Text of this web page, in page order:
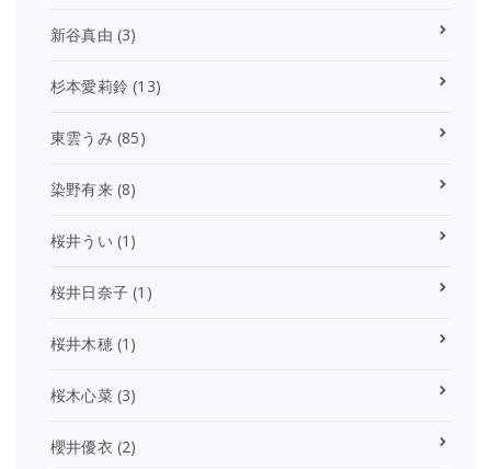
新谷真由 (3)
杉本愛莉鈴 (13)
東雲うみ (85)
染野有来(8)
桜井うい (1)
桜井日奈子 (1)
桜井木穂(1)
桜木心菜(3)
櫻井優衣 (2)